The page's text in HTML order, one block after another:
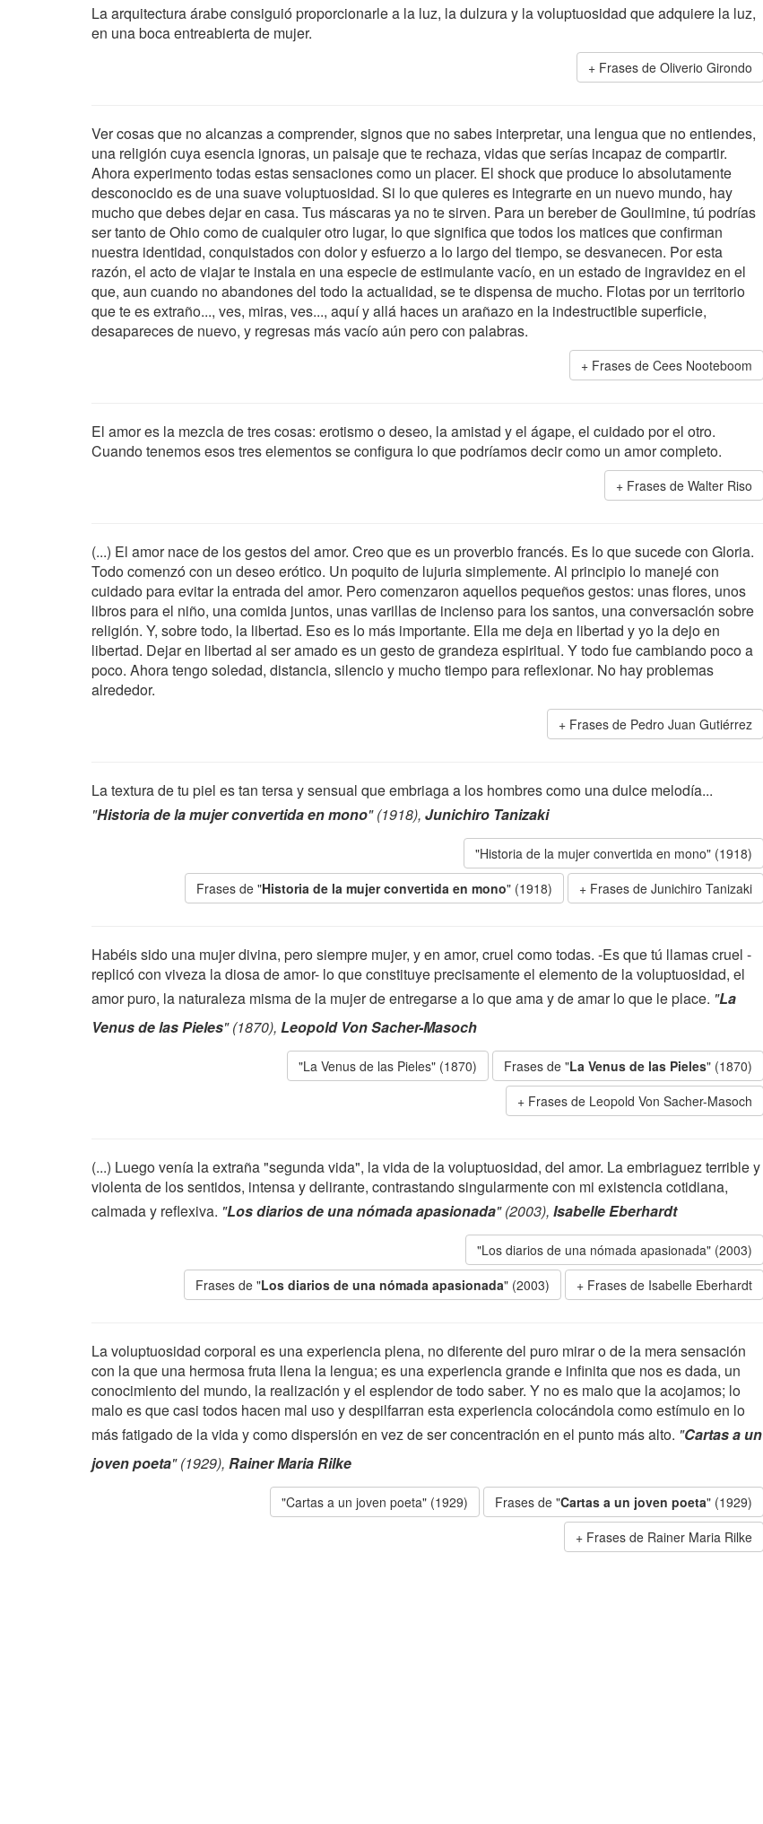
La arquitectura árabe consiguió proporcionarle a la luz, la dulzura y la voluptuosidad que adquiere la luz,
en una boca entreabierta de mujer.
Frases de Oliverio Girondo
Ver cosas que no alcanzas a comprender, signos que no sabes interpretar, una lengua que no entiendes,
una religión cuya esencia ignoras, un paisaje que te rechaza, vidas que serías incapaz de compartir.
Ahora experimento todas estas sensaciones como un placer. El shock que produce lo absolutamente
desconocido es de una suave voluptuosidad. Si lo que quieres es integrarte en un nuevo mundo, hay
mucho que debes dejar en casa. Tus máscaras ya no te sirven. Para un bereber de Goulimine, tú podrías
ser tanto de Ohio como de cualquier otro lugar, lo que significa que todos los matices que confirman
nuestra identidad, conquistados con dolor y esfuerzo a lo largo del tiempo, se desvanecen. Por esta
razón, el acto de viajar te instala en una especie de estimulante vacío, en un estado de ingravidez en el
que, aun cuando no abandones del todo la actualidad, se te dispensa de mucho. Flotas por un territorio
que te es extraño..., ves, miras, ves..., aquí y allá haces un arañazo en la indestructible superficie,
desapareces de nuevo, y regresas más vacío aún pero con palabras.
Frases de Cees Nooteboom
El amor es la mezcla de tres cosas: erotismo o deseo, la amistad y el ágape, el cuidado por el otro.
Cuando tenemos esos tres elementos se configura lo que podríamos decir como un amor completo.
Frases de Walter Riso
(...) El amor nace de los gestos del amor. Creo que es un proverbio francés. Es lo que sucede con Gloria.
Todo comenzó con un deseo erótico. Un poquito de lujuria simplemente. Al principio lo manejé con
cuidado para evitar la entrada del amor. Pero comenzaron aquellos pequeños gestos: unas flores, unos
libros para el niño, una comida juntos, unas varillas de incienso para los santos, una conversación sobre
religión. Y, sobre todo, la libertad. Eso es lo más importante. Ella me deja en libertad y yo la dejo en
libertad. Dejar en libertad al ser amado es un gesto de grandeza espiritual. Y todo fue cambiando poco a
poco. Ahora tengo soledad, distancia, silencio y mucho tiempo para reflexionar. No hay problemas
alrededor.
Frases de Pedro Juan Gutiérrez
La textura de tu piel es tan tersa y sensual que embriaga a los hombres como una dulce melodía...
"Historia de la mujer convertida en mono" (1918), Junichiro Tanizaki
"Historia de la mujer convertida en mono" (1918)
Frases de "Historia de la mujer convertida en mono" (1918) Frases de Junichiro Tanizaki
Habéis sido una mujer divina, pero siempre mujer, y en amor, cruel como todas. -Es que tú llamas cruel -
replicó con viveza la diosa de amor- lo que constituye precisamente el elemento de la voluptuosidad, el
amor puro, la naturaleza misma de la mujer de entregarse a lo que ama y de amar lo que le place. "La
Venus de las Pieles" (1870), Leopold Von Sacher-Masoch
"La Venus de las Pieles" (1870) Frases de "La Venus de las Pieles" (1870)
Frases de Leopold Von Sacher-Masoch
(...) Luego venía la extraña "segunda vida", la vida de la voluptuosidad, del amor. La embriaguez terrible y
violenta de los sentidos, intensa y delirante, contrastando singularmente con mi existencia cotidiana,
calmada y reflexiva. "Los diarios de una nómada apasionada" (2003), Isabelle Eberhardt
"Los diarios de una nómada apasionada" (2003)
Frases de "Los diarios de una nómada apasionada" (2003) Frases de Isabelle Eberhardt
La voluptuosidad corporal es una experiencia plena, no diferente del puro mirar o de la mera sensación
con la que una hermosa fruta llena la lengua; es una experiencia grande e infinita que nos es dada, un
conocimiento del mundo, la realización y el esplendor de todo saber. Y no es malo que la acojamos; lo
malo es que casi todos hacen mal uso y despilfarran esta experiencia colocándola como estímulo en lo
más fatigado de la vida y como dispersión en vez de ser concentración en el punto más alto. "Cartas a un
joven poeta" (1929), Rainer Maria Rilke
"Cartas a un joven poeta" (1929) Frases de "Cartas a un joven poeta" (1929)
Frases de Rainer Maria Rilke